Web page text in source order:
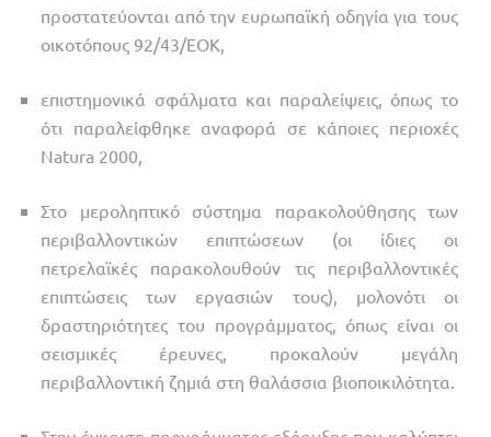
προστατεύονται από την ευρωπαϊκή οδηγία για τους
οικοτόπους 92/43/ΕΟΚ,
επιστημονικά σφάλματα και παραλείψεις, όπως το
ότι παραλείφθηκε αναφορά σε κάποιες περιοχές
Natura 2000,
Στο μεροληπτικό σύστημα παρακολούθησης των
περιβαλλοντικών επιπτώσεων (οι ίδιες οι
πετρελαϊκές παρακολουθούν τις περιβαλλοντικές
επιπτώσεις των εργασιών τους), μολονότι οι
δραστηριότητες του προγράμματος, όπως είναι οι
σεισμικές έρευνες, προκαλούν μεγάλη
περιβαλλοντική ζημιά στη θαλάσσια βιοποικιλότητα.